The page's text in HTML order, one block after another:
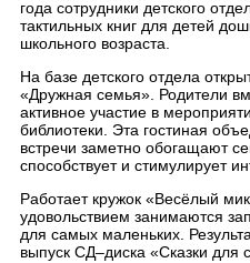
года сотрудники детского
тактильных книг для детей
школьного возраста.
На базе детского отдела
«Дружная семья». Родители
активное участие в
библиотеки. Эта гостиная
встречи заметно обогащают
способствует и стимулирует
Работает кружок «Весёлый
удовольствием занимаются
для самых маленьких.
выпуск СД–диска «Сказки для